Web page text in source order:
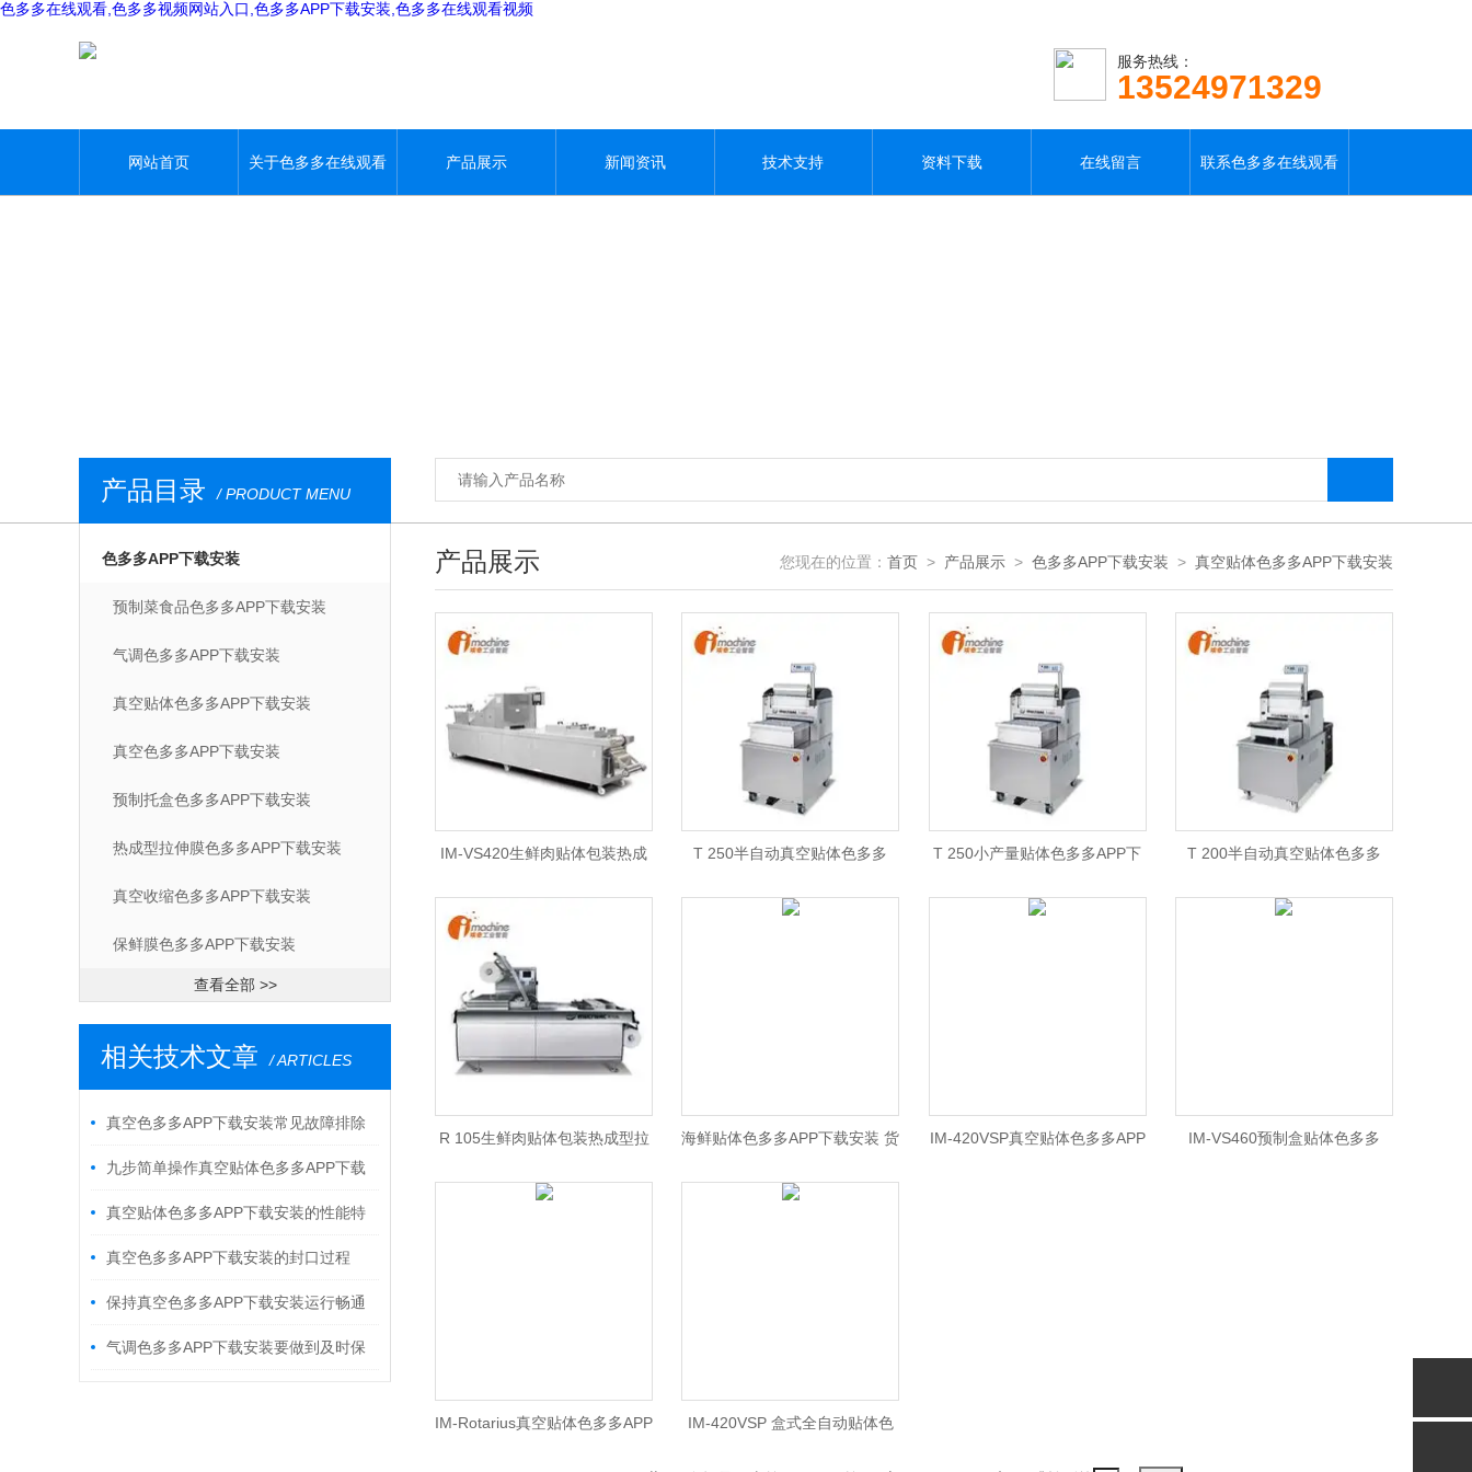
色多多在线观看,色多多视频网站入口,色多多APP下载安装,色多多在线观看视频
服务热线：
13524971329
网站首页 关于色多多在线观看 产品展示 新闻资讯 技术支持 资料下载 在线留言 联系色多多在线观看
产品目录 / PRODUCT MENU
色多多APP下载安装
预制菜食品色多多APP下载安装
气调色多多APP下载安装
真空贴体色多多APP下载安装
真空色多多APP下载安装
预制托盒色多多APP下载安装
热成型拉伸膜色多多APP下载安装
真空收缩色多多APP下载安装
保鲜膜色多多APP下载安装
查看全部 >>
相关技术文章 / ARTICLES
真空色多多APP下载安装常见故障排除
九步简单操作真空贴体色多多APP下载
安装！
真空贴体色多多APP下载安装的性能特
点 真空色多多APP下载安装的封口过程
保持真空色多多APP下载安装运行畅通
的几点方法
气调色多多APP下载安装要做到及时保
产品展示 您现在的位置： 首页 > 产品展示 > 色多多APP下载安装 > 真空贴体色多多APP下载安装
IM-VS420生鲜肉贴体包装热成
型拉伸膜色多多APP下载安装
T 250半自动真空贴体色多多
APP下载安装
T 250小产量贴体色多多APP下
载安装
T 200半自动真空贴体色多多
APP下载安装
R 105生鲜肉贴体包装热成型拉
伸膜色多多APP下载安装
海鲜贴体色多多APP下载安装 货
架期长造型吸睛
IM-420VSP真空贴体色多多APP IM-VS460预制盒贴体色多多
IM-Rotarius真空贴体色多多APP IM-420VSP 盒式全自动贴体色